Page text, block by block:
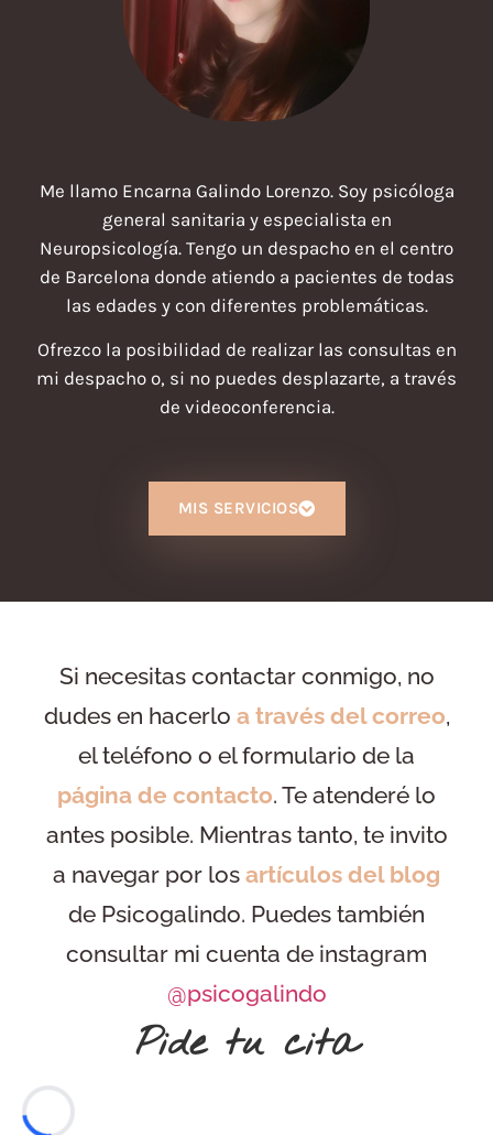
Me llamo Encarna Galindo Lorenzo. Soy psicóloga
general sanitaria y especialista en
Neuropsicología. Tengo un despacho en el centro
de Barcelona donde atiendo a pacientes de todas
las edades y con diferentes problemáticas.
Ofrezco la posibilidad de realizar las consultas en
mi despacho o, si no puedes desplazarte, a través
de videoconferencia.
MIS SERVICIOS
Si necesitas contactar conmigo, no
dudes en hacerlo a través del correo,
el teléfono o el formulario de la
página de contacto. Te atenderé lo
antes posible. Mientras tanto, te invito
a navegar por los artículos del blog
de Psicogalindo. Puedes también
consultar mi cuenta de instagram
@psicogalindo
Pide tu cita